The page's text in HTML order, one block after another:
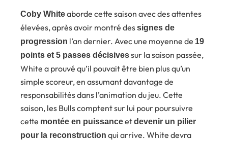
Coby Whiteaborde cette saison avec des attentes
élevées, après avoir montré dessignes de
progression l’an dernier. Avec une moyenne de 19
points et 5 passes décisivessur la saison passée,
White a prouvé qu’il pouvait être bien plus qu’un
simple scoreur, en assumant davantage de
responsabilités dans l’animation du jeu. Cette
saison, les Bulls comptent sur lui pour poursuivre
cette montée en puissanceetdevenir un pilier
pour la reconstruction qui arrive. White devra